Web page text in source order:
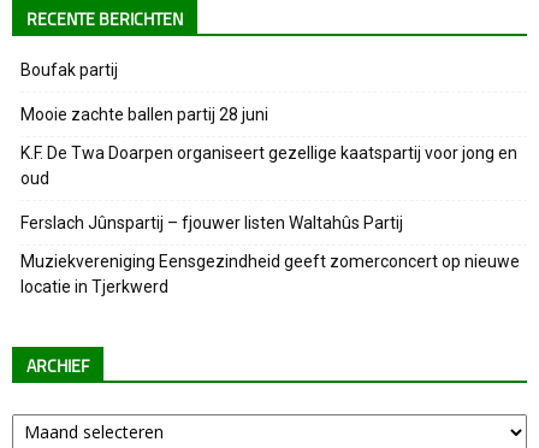
RECENTE BERICHTEN
Boufak partij
Mooie zachte ballen partij 28 juni
K.F. De Twa Doarpen organiseert gezellige kaatspartij voor jong en
oud
Ferslach Jûnspartij – fjouwer listen Waltahûs Partij
Muziekvereniging Eensgezindheid geeft zomerconcert op nieuwe
locatie in Tjerkwerd
ARCHIEF
Archief